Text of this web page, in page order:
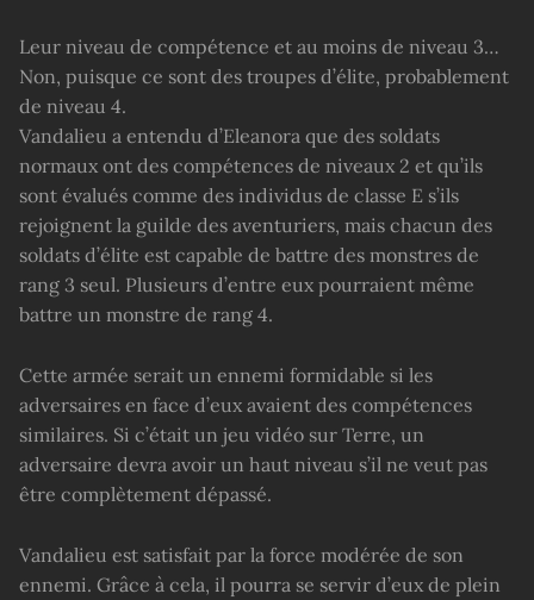
Leur niveau de compétence et au moins de niveau 3…
Non, puisque ce sont des troupes d’élite, probablement
de niveau 4.
Vandalieu a entendu d’Eleanora que des soldats
normaux ont des compétences de niveaux 2 et qu’ils
sont évalués comme des individus de classe E s’ils
rejoignent la guilde des aventuriers, mais chacun des
soldats d’élite est capable de battre des monstres de
rang 3 seul. Plusieurs d’entre eux pourraient même
battre un monstre de rang 4.
Cette armée serait un ennemi formidable si les
adversaires en face d’eux avaient des compétences
similaires. Si c’était un jeu vidéo sur Terre, un
adversaire devra avoir un haut niveau s’il ne veut pas
être complètement dépassé.
Vandalieu est satisfait par la force modérée de son
ennemi. Grâce à cela, il pourra se servir d’eux de plein